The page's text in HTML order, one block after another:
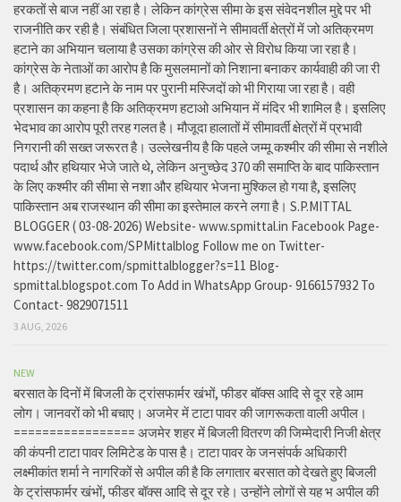
हरकतों से बाज नहीं आ रहा है। लेकिन कांग्रेस सीमा के इस संवेदनशील मुद्दे पर भी
राजनीति कर रही है। संबंधित जिला प्रशासनों ने सीमावर्ती क्षेत्रों में जो अतिक्रमण
हटाने का अभियान चलाया है उसका कांग्रेस की ओर से विरोध किया जा रहा है।
कांग्रेस के नेताओं का आरोप है कि मुसलमानों को निशाना बनाकर कार्यवाही की जा री
है। अतिक्रमण हटाने के नाम पर पुरानी मस्जिदों को भी गिराया जा रहा है। वही
प्रशासन का कहना है कि अतिक्रमण हटाओ अभियान में मंदिर भी शामिल है। इसलिए
भेदभाव का आरोप पूरी तरह गलत है। मौजूदा हालातों में सीमावर्ती क्षेत्रों में प्रभावी
निगरानी की सख्त जरूरत है। उल्लेखनीय है कि पहले जम्मू कश्मीर की सीमा से नशीले
पदार्थ और हथियार भेजे जाते थे, लेकिन अनुच्छेद 370 की समाप्ति के बाद पाकिस्तान
के लिए कश्मीर की सीमा से नशा और हथियार भेजना मुश्किल हो गया है, इसलिए
पाकिस्तान अब राजस्थान की सीमा का इस्तेमाल करने लगा है। S.P.MITTAL
BLOGGER ( 03-08-2026) Website- www.spmittal.in Facebook Page-
www.facebook.com/SPMittalblog Follow me on Twitter-
https://twitter.com/spmittalblogger?s=11 Blog-
spmittal.blogspot.com To Add in WhatsApp Group- 9166157932 To
Contact- 9829071511
3 AUG, 2026
NEW
बरसात के दिनों में बिजली के ट्रांसफार्मर खंभों, फीडर बॉक्स आदि से दूर रहे आम
लोग। जानवरों को भी बचाए। अजमेर में टाटा पावर की जागरूकता वाली अपील।
================= अजमेर शहर में बिजली वितरण की जिम्मेदारी निजी क्षेत्र
की कंपनी टाटा पावर लिमिटेड के पास है। टाटा पावर के जनसंपर्क अधिकारी
लक्ष्मीकांत शर्मा ने नागरिकों से अपील की है कि लगातार बरसात को देखते हुए बिजली
के ट्रांसफार्मर खंभों, फीडर बॉक्स आदि से दूर रहे। उन्होंने लोगों से यह भ अपील की